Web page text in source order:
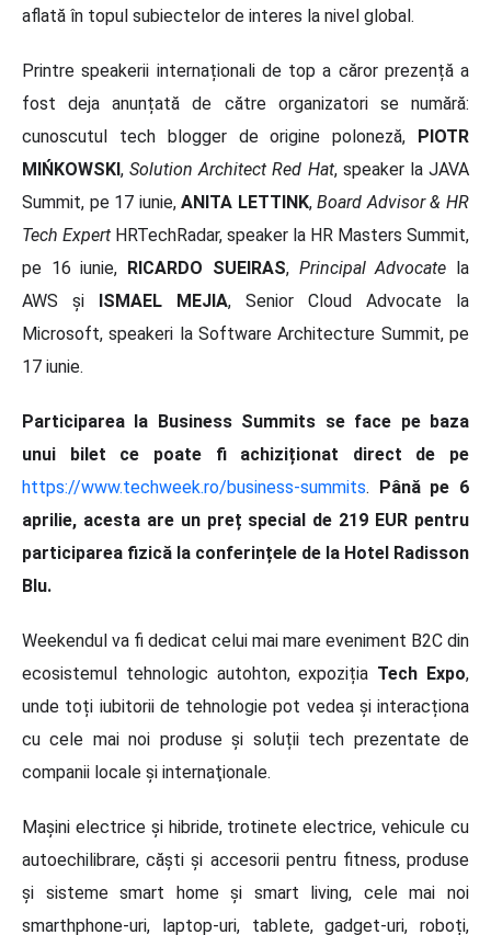
aflată în topul subiectelor de interes la nivel global.
Printre speakerii internaționali de top a căror prezență a
fost deja anunțată de către organizatori se numără:
cunoscutul tech blogger de origine poloneză,
PIOTR
MIŃKOWSKI ,Solution Architect Red Hat, speaker la JAVA
Summit, pe 17 iunie,ANITA LETTINK,Board Advisor & HR
Tech Expert HRTechRadar, speaker la HR Masters Summit,
pe 16 iunie,
RICARDO SUEIRAS, Principal Advocate la
AWS și
ISMAEL MEJIA, Senior Cloud Advocate la
Microsoft, speakeri la Software Architecture Summit, pe
17 iunie.
Participarea la Business Summits se face pe baza
unui bilet ce poate fi achiziționat direct de pe
https://www.techweek.ro/business-summits.
Până pe 6
aprilie, acesta are un preț special de 219 EUR pentru
participarea fizică la conferințele de la Hotel Radisson
Blu.
Weekendul va fi dedicat celui mai mare eveniment B2C din
ecosistemul tehnologic autohton, expoziția Tech Expo,
unde toți iubitorii de tehnologie pot vedea și interacționa
cu cele mai noi produse și soluții tech prezentate de
companii locale și internaţionale.
Mașini electrice și hibride, trotinete electrice, vehicule cu
autoechilibrare, căști și accesorii pentru fitness, produse
și sisteme smart home și smart living, cele mai noi
smarthphone-uri, laptop-uri, tablete, gadget-uri, roboți,